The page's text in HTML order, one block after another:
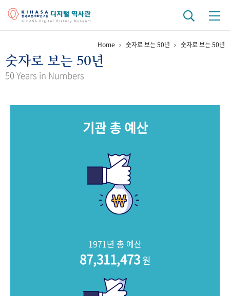
걸어온 길 기관 변천사 역대 기관장
키워드로 보는 연구 역사
문서 기록물 행정박물
Home 숫자로 보는 50년 숫자로 보는 50년
숫자로 보는 50년
50 Years in Numbers
기관 총 예산
1971년 총 예산
87,311,473원